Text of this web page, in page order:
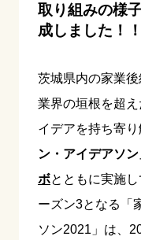
取り組みの様
成しました！！
茨城県内の家業後
業界の垣根を超
イデアを持ち寄り
ン・アイデアソン
ボとともに実施
ーズン3となる「
ソン2021」は、